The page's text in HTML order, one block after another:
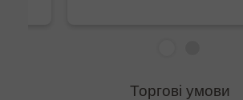
Торгові умови